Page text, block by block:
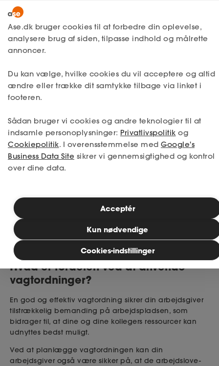
MitAse
Ase Selvstændig
Dokumenter.dk
Lønmodtager
A-kasse
Fagforening
Lønsikring
Få svar
Selvstændig
Studerende
Bliv medlem
Ase Selvstændig
Lønmodtager Få svar Ansættelse Arbejdstid
Vagtordning
din arbejdsgiver, der omhandler dine
vagter. Vagtordninger kan variere, og hvis
vilkårene for vagtordning ikke fremgår af
din overenskomst, skal du selv forhandle
dem. Det er forskelligt fra virksomhed til
virksomhed, hvilke aftaler der indgår i din
Læsetid: 3 minutter
Publiceret: 14. april 2025
Hvad er fordelen ved at anvende
vagtordninger?
En god og effektiv vagtordning sikrer din arbejdsgiver
tilstrækkelig bemanding på arbejdspladsen, som
bidrager til, at dine og dine kollegers ressourcer kan
udnyttes bedst muligt.
Ved at planlægge vagtordningen kan din
arbejdsgiver også være sikker på, at de arbejdslove-
Ase.dk bruger cookies til at forbedre din oplevelse,
analysere brug af siden, tilpasse indhold og målrette
annoncer.
Du kan vælge, hvilke cookies du vil acceptere og altid
ændre eller trække dit samtykke tilbage via linket i
footeren.
Sådan bruger vi cookies og andre teknologier til at
indsamle personoplysninger: Privatlivspolitik og
Cookiepolitik. I overensstemmelse med Google's
Business Data Site sikrer vi gennemsigtighed og kontrol
over dine data.
Cookies-indstillinger
Kun nødvendige
Acceptér